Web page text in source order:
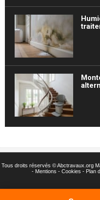
Tous droits réservés ©Abctravaux.org
- Mentions - Cookies - Plan